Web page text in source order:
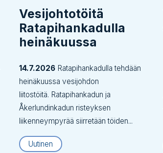
Vesijohtotöitä
Ratapihankadulla
heinäkuussa
14.7.2026 Ratapihankadulla tehdään
heinäkuussa vesijohdon
liitostöitä. Ratapihankadun ja
Åkerlundinkadun risteyksen
liikenneympyrää siirretään töiden...
Uutinen